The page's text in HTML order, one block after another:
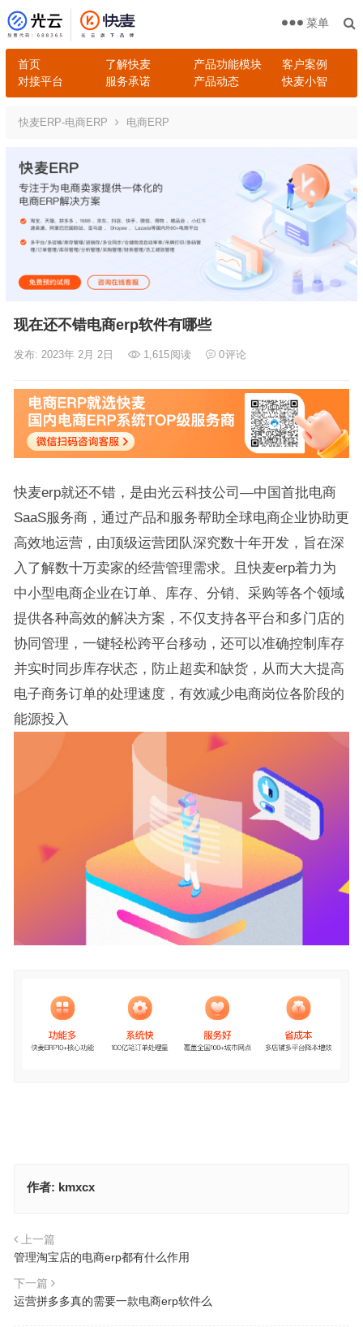
首页 了解快麦 产品功能模块
客户案例
对接平台
服务承诺 产品动态 快麦小智
菜单
快麦ERP-电商ERP 电商ERP
现在还不错电商erp软件有哪些
发布: 2023年 2月 2日 1,615阅读 0评论
快麦erp就还不错，是由光云科技公司—中国首批电商
SaaS服务商，通过产品和服务帮助全球电商企业协助更
高效地运营，由顶级运营团队深究数十年开发，旨在深
入了解数十万卖家的经营管理需求。且快麦erp着力为
中小型电商企业在订单、库存、分销、采购等各个领域
提供各种高效的解决方案，不仅支持各平台和多门店的
协同管理，一键轻松跨平台移动，还可以准确控制库存
并实时同步库存状态，防止超卖和缺货，从而大大提高
电子商务订单的处理速度，有效减少电商岗位各阶段的
能源投入
作者: kmxcx
上一篇
管理淘宝店的电商erp都有什么作用
下一篇
运营拼多多真的需要一款电商erp软件么